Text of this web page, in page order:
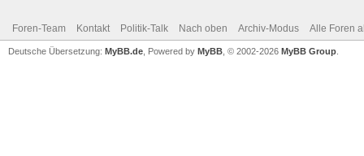
Foren-Team Kontakt Politik-Talk Nach oben Archiv-Modus Alle Foren
Deutsche Übersetzung: MyBB.de , Powered by MyBB , © 2002-2026 MyBB Group